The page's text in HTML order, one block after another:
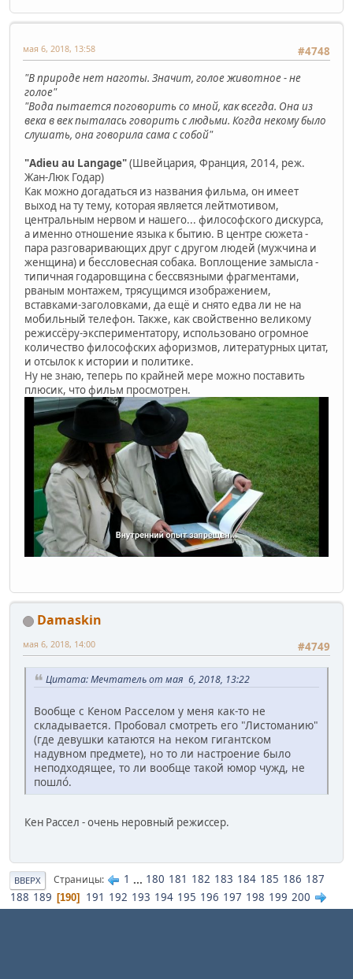
#4748
мая 6, 2018, 13:58
"В природе нет наготы. Значит, голое животное - не
голое"
"Вода пытается поговорить со мной, как всегда. Она из
века в век пыталась говорить с людьми. Когда некому было
слушать, она говорила сама с собой"
"Adieu au Langage"(Швейцария, Франция, 2014, реж.
Жан-Люк Годар)
Как можно догадаться из названия фильма, он имеет
выход на ту тему, которая является лейтмотивом,
центральным нервом и нашего... философского дискурса,
а именно отношение языка к бытию. В центре сюжета -
пара разговаривающих друг с другом людей (мужчина и
женщина) и бессловесная собака. Воплощение замысла -
типичная годаровщина с бессвязными фрагментами,
рваным монтажем, трясущимся изображением,
вставками-заголовками, да ещё и снято едва ли не на
мобильный телефон. Также, как свойственно великому
режиссёру-экспериментатору, использовано огромное
количество философских афоризмов, литературных цитат,
и отсылок к истории и политике.
Ну не знаю, теперь по крайней мере можно поставить
плюсик, что фильм просмотрен.
Damaskin
#4749
мая 6, 2018, 14:00
Цитата: Мечтатель от мая 6, 2018, 13:22
Вообще с Кеном Расселом у меня как-то не
складывается. Пробовал смотреть его "Листоманию"
(где девушки катаются на неком гигантском
надувном предмете), но то ли настроение было
неподходящее, то ли вообще такой юмор чужд, не
пошло́.
Кен Рассел - очень неровный режиссер.
ВВЕРХ Страницы 1 ... 180 181 182 183 184 185 186 187
188 189 190 191 192 193 194 195 196 197 198 199 200